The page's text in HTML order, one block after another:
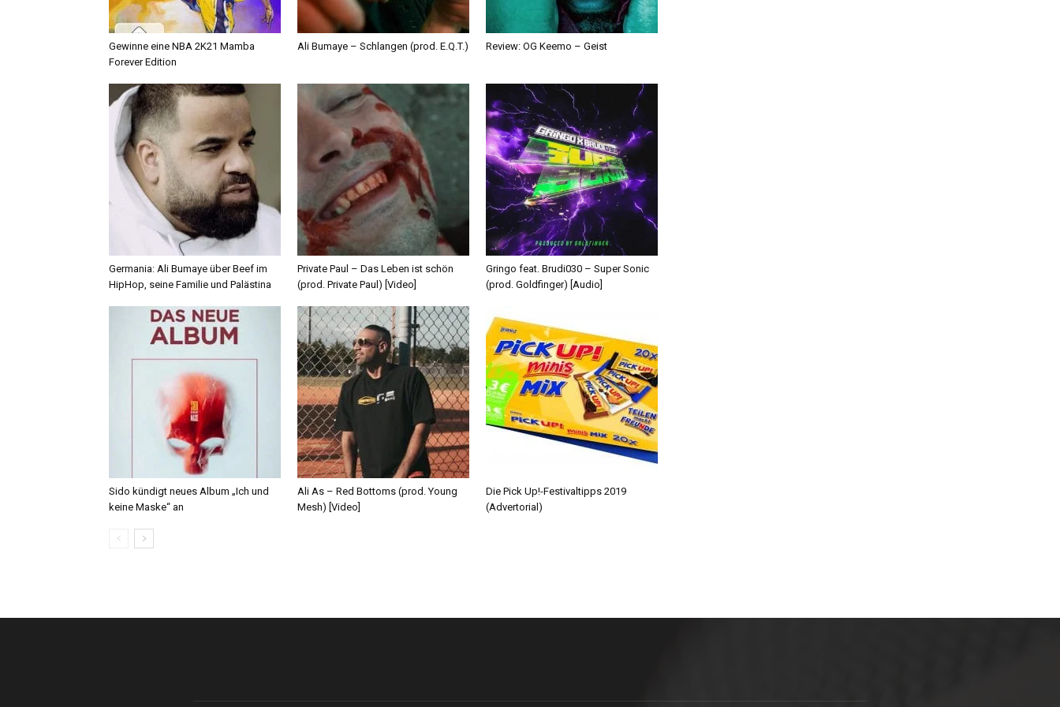
Gewinne eine NBA 2K21 Mamba
Forever Edition
Ali Bumaye – Schlangen (prod. E.Q.T.) Review: OG Keemo – Geist
Germania: Ali Bumaye über Beef im
HipHop, seine Familie und Palästina
Private Paul – Das Leben ist schön
(prod. Private Paul) [Video]
Gringo feat. Brudi030 – Super Sonic
(prod. Goldfinger) [Audio]
Sido kündigt neues Album „Ich und
keine Maske“ an
Ali As – Red Bottoms (prod. Young
Mesh) [Video]
Die Pick Up!-Festivaltipps 2019
(Advertorial)